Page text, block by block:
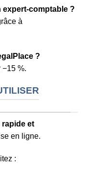
expert-comptable ?
à
?
−15 %.
rapide et
en ligne.
: